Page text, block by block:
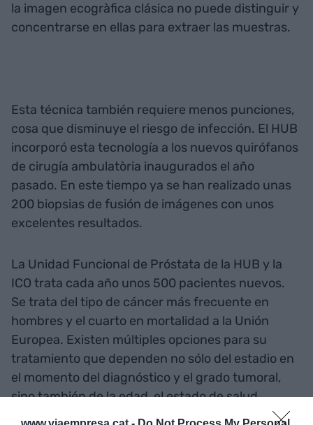
la imagen ecogràfica clásica no puede distinguir y
concentrarse en ellas para extraer las muestras.
Esta técnica también requiere menos punciones,
cosa que disminuye el riesgo de infección. El HUB
incorporó esta tecnología a los nuevos quirófanos
de cirugía ambulatòria inaugurados el año
pasado. En este tiempo ya se han realizado unas
200 biopsias de fusión de imágenes con unos
excelentes resultados.
La Unidad Funcional de Próstata de la HUB y la
ICO trata cada año unos 500 pacientes nuevos.
Se trata del tipo de cáncer más frecuente en
hombres y el cuarto en mortalidad a la Unión
Europea. Existen múltiples opciones para su
tratamiento que dependen no sólo del estadio en
el momento del diagnóstico y el grado tumoral,
sino también de la edad, el estado de salud
general y la situación personal de cada paciente.